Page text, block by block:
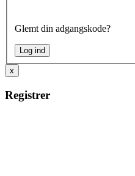
Glemt din adgangskode?
x
Registrer